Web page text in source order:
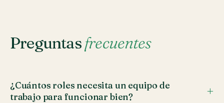
Preguntasfrecuentes
¿Cuántos roles necesita un equipo de
trabajo para funcionar bien?